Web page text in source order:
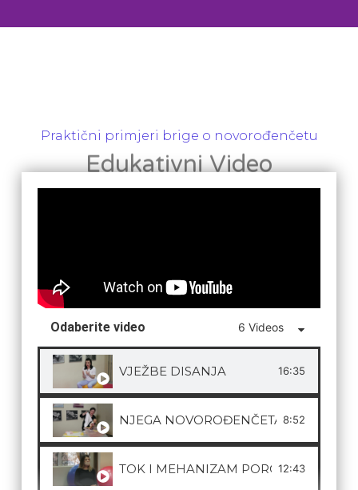
Praktični primjeri brige o novorođenčetu
Edukativni Video
Odaberite video 6 Videos
VJEŽBE DISANJA 16:35
NJEGA NOVOROĐENČETA 8:52
TOK I MEHANIZAM PORODA
12:43